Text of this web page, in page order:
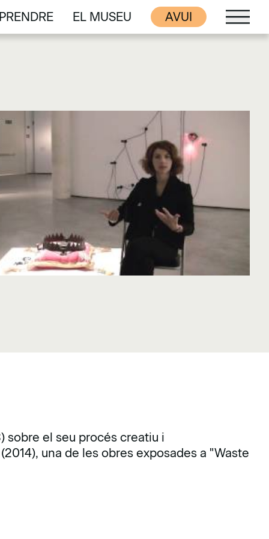
EL MUSEU
EL MUSEU
AVUI
sobre el seu procés creatiu i
una de les obres exposades a "Waste